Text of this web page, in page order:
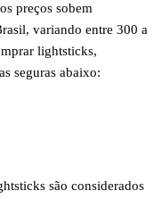
preços sobem
variando entre 300 a
lightsticks,
seguras abaixo:
são considerados